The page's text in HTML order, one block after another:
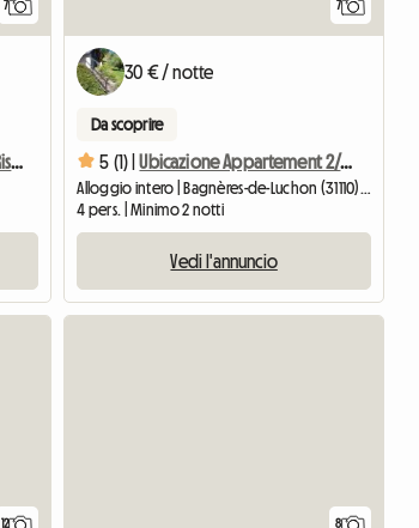
7
Luchon Appart 6 P Piscina Riscaldata
7
30 € / notte
Da scoprire
5 (1) | Ubicazione Appartement 2/4 Pers-Centre Ville-parcheggio
4 pers. | Minimo 2 notti
Vedi l'annuncio
12 8